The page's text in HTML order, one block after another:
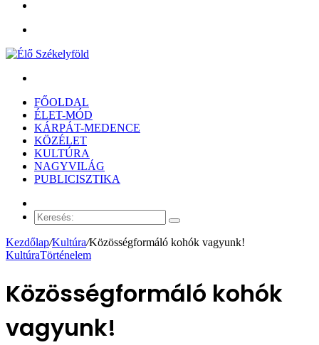
FŐOLDAL
ÉLET-MÓD
KÁRPÁT-MEDENCE
KÖZÉLET
KULTÚRA
NAGYVILÁG
PUBLICISZTIKA
cikk
Keresés:
Kezdőlap/Kultúra/Közösségformáló kohók vagyunk!
KultúraTörténelem
Közösségformáló kohók
vagyunk!